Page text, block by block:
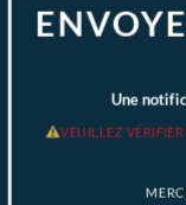
Une
VEUILLEZ